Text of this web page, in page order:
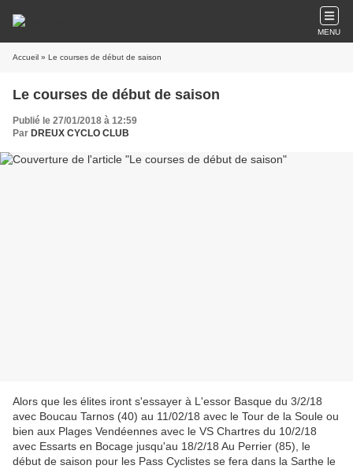
MENU
Accueil » Le courses de début de saison
Le courses de début de saison
Publié le 27/01/2018 à 12:59
Par DREUX CYCLO CLUB
Alors que les élites iront s'essayer à L'essor Basque du 3/2/18
avec Boucau Tarnos (40) au 11/02/18 avec le Tour de la Soule ou
bien aux Plages Vendéennes avec le VS Chartres du 10/2/18
avec Essarts en Bocage jusqu'au 18/2/18 Au Perrier (85), le
début de saison pour les Pass Cyclistes se fera dans la Sarthe le